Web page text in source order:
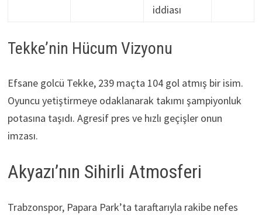
iddiası
Tekke’nin Hücum Vizyonu
Efsane golcü Tekke, 239 maçta 104 gol atmış bir isim.
Oyuncu yetiştirmeye odaklanarak takımı şampiyonluk
potasına taşıdı. Agresif pres ve hızlı geçişler onun
imzası.
Akyazı’nın Sihirli Atmosferi
Trabzonspor, Papara Park’ta taraftarıyla rakibe nefes